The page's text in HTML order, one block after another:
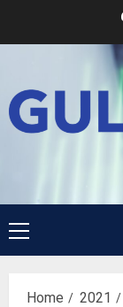
Primary
Menu
Home 2021